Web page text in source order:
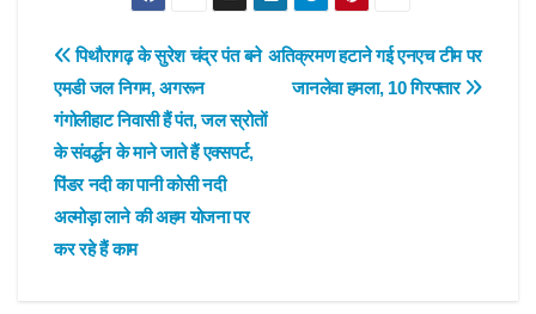
Post
navigation
अतिक्रमण हटाने गई एनएच टीम पर
जानलेवा हमला, 10 गिरफ्तार
पिथौरागढ़ के सुरेश चंद्र पंत बने
एमडी जल निगम, अगरून
गंगोलीहाट निवासी हैं पंत, जल स्रोतों
के संवर्द्धन के माने जाते हैं एक्सपर्ट,
पिंडर नदी का पानी कोसी नदी
अल्मोड़ा लाने की अहम योजना पर
कर रहे हैं काम